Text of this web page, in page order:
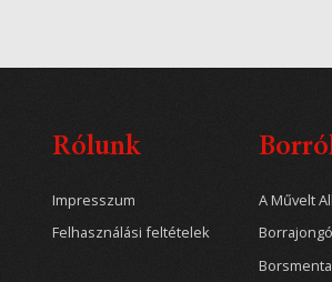
Rólunk
Impresszum
Felhasználási feltételek
A Művelt
Borrajongó
Borsmenta